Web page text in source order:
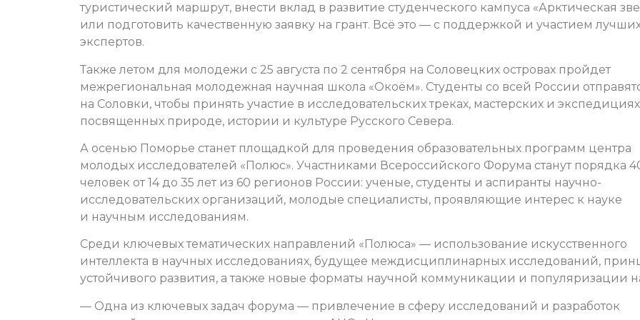
туристический маршрут, внести вклад в развитие студенческого кампуса «Арктическая
или подготовить качественную заявку на грант. Всё это — с поддержкой и участием
экспертов.
Также летом для молодежи с 25 августа по 2 сентября на Соловецких островах пройдет
межрегиональная молодежная научная школа «Окоём». Студенты со всей России
на Соловки, чтобы принять участие в исследовательских треках, мастерских и
посвященных природе, истории и культуре Русского Севера.
А осенью Поморье станет площадкой для проведения образовательных программ центра
молодых исследователей «Полюс». Участниками Всероссийского Форума станут порядка
человек от 14 до 35 лет из 60 регионов России: ученые, студенты и аспиранты научно-
исследовательских организаций, молодые специалисты, проявляющие интерес к науке
и научным исследованиям.
Среди ключевых тематических направлений «Полюса» — использование искусственного
интеллекта в научных исследованиях, будущее междисциплинарных исследований,
устойчивого развития, а также новые форматы научной коммуникации и популяризации
— Одна из ключевых задач форума — привлечение в сферу исследований и разработок